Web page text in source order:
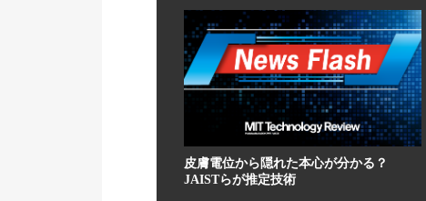
皮膚電位から隠れた本心が分かる？
JAISTらが推定技術